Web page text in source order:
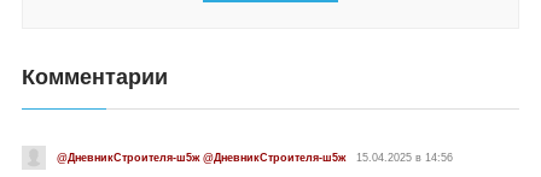
Комментарии
@ДневникСтроителя-ш5ж @ДневникСтроителя-ш5ж 15.04.2025 в 14:56